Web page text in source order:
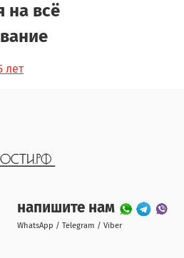
на всё
лет
напишите нам
WhatsApp / Telegram / Viber